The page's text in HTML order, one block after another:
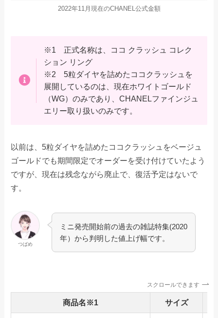
2022年11月現在のCHANEL公式金額
※1 正式名称は、ココ クラッシュ コレク
ション リング
※2 5粒ダイヤを詰めたココクラッシュを
展開しているのは、現在ホワイトゴールド
（WG）のみであり、CHANELファインジュ
エリー取り扱いのみです。
以前は、5粒ダイヤを詰めたココクラッシュをベージュ
ゴールドでも期間限定でオーダーを受け付けていたよう
ですが、現在は残念ながら廃止で、復活予定はないで
す。
つばめ
ミニ発売開始前の過去の雑誌特集(2020
年）から判明した値上げ幅です。
スクロールできます
商品名※1 サイズ